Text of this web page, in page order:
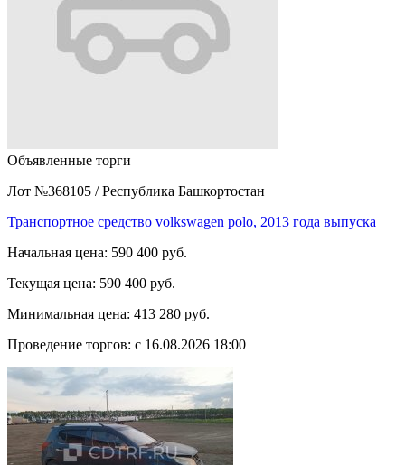
Объявленные торги
Лот №368105 / Республика Башкортостан
Транспортное средство volkswagen polo, 2013 года выпуска
Начальная цена: 590 400 руб.
Текущая цена: 590 400 руб.
Минимальная цена: 413 280 руб.
Проведение торгов: с 16.08.2026 18:00